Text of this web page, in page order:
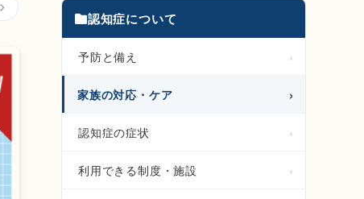
認知症について
予防と備え
家族の対応・ケア
認知症の症状
利用できる制度・施設